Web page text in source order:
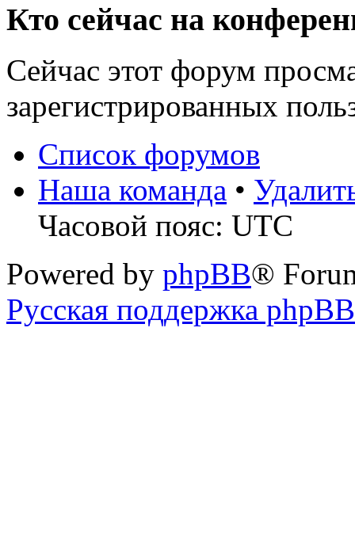
Кто сейчас на
Сейчас этот форум
зарегистрированных
Список форумов
Наша команда •
Часовой пояс: UTC
Powered by phpBB®
Русская поддержка phpBB